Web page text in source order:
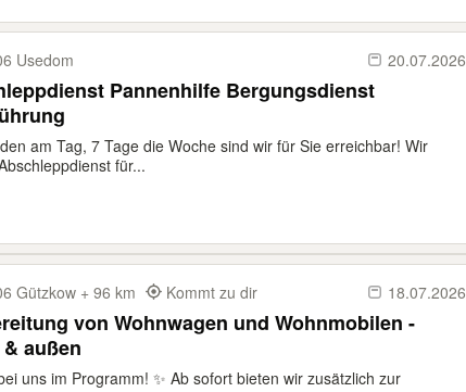
Usedom 20.07.2026
Pannenhilfe Bergungsdienst
am Tag, 7 Tage die Woche sind wir für Sie erreichbar! Wir
für...
Gützkow + 96 km Kommt zu dir 18.07.2026
von Wohnwagen und Wohnmobilen -
außen
uns im Programm! ✨ Ab sofort bieten wir zusätzlich zur